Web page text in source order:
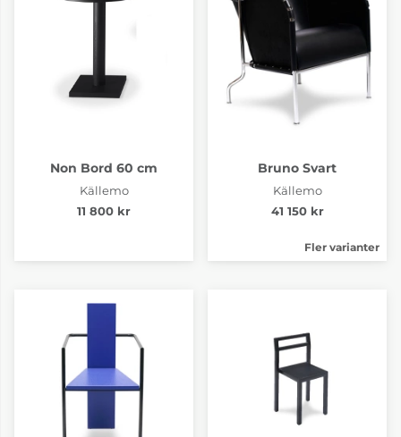
Non Bord 60 cm
Källemo
11 800 kr
Bruno Svart
Källemo
41 150 kr
Fler varianter